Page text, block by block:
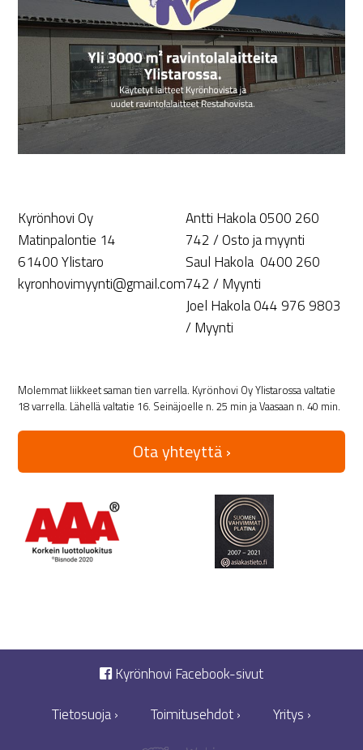
Kyrönhovi Oy
Matinpalontie 14
61400 Ylistaro
kyronhovimyynti@gmail.com
Antti Hakola 0500 260
742 / Osto ja myynti
Saul Hakola 0400 260
742 / Myynti
Joel Hakola 044 976 9803
/ Myynti
Molemmat liikkeet saman tien varrella. Kyrönhovi Oy Ylistarossa valtatie
18 varrella. Lähellä valtatie 16. Seinäjoelle n. 25 min ja Vaasaan n. 40 min.
Ota yhteyttä ›
Kyrönhovi Facebook-sivut
Tietosuoja ›
Toimitusehdot › Yritys ›